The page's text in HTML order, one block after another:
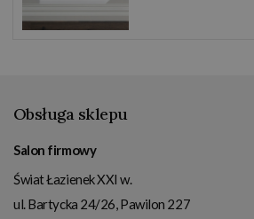
Obsługa sklepu
Salon firmowy
Świat Łazienek XXI w.
ul. Bartycka 24/26, Pawilon 227